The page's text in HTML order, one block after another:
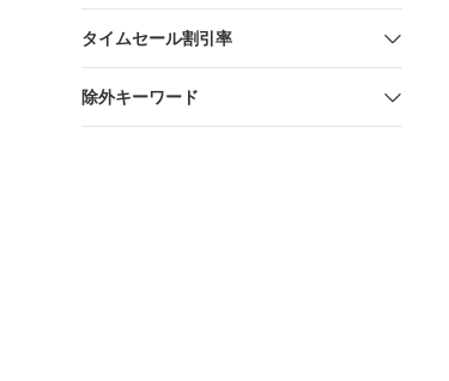
タイムセール割引率
除外キーワード